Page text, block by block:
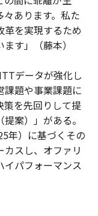
あります。私た
革を実現するため
す」（藤本）
データが強化し
課題や事業課題に
を先回りして提
案）」がある。
年）に基づくその
スし、オファリ
イパフォーマンス